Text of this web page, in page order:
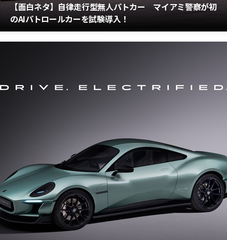
【面白ネタ】自律走行型無人パトカー マイアミ警察が初
のAIパトロールカーを試験導入！